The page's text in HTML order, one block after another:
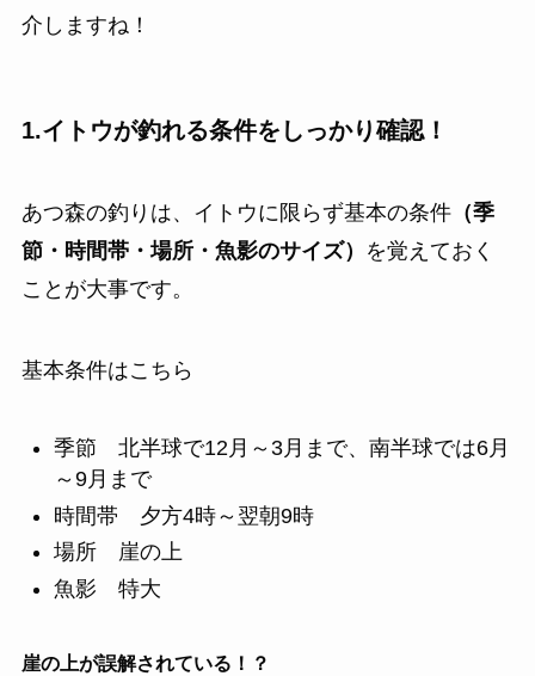
介しますね！
1.イトウが釣れる条件をしっかり確認！
あつ森の釣りは、イトウに限らず基本の条件（季
節・時間帯・場所・魚影のサイズ）
を覚えておく
ことが大事です。
基本条件はこちら
季節 北半球で12月～3月まで、南半球では6月
～9月まで
時間帯 夕方4時～翌朝9時
場所 崖の上
魚影 特大
崖の上が誤解されている！？